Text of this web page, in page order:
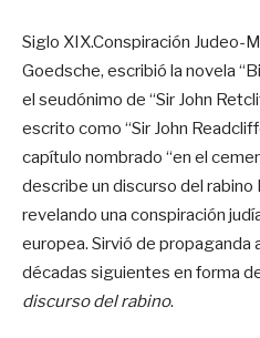
Siglo XIX.Conspiración Judeo-
Goedsche, escribió la novela
el seudónimo de “Sir John
escrito como “Sir John
capítulo nombrado “en el
describe un discurso del rabino
revelando una conspiración
europea. Sirvió de propaganda
décadas siguientes en forma
discurso del rabino.